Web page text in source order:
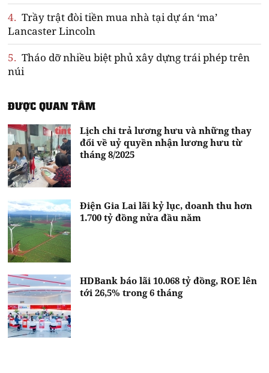
4. Trầy trật đòi tiền mua nhà tại dự án ‘ma’
Lancaster Lincoln
5. Tháo dỡ nhiều biệt phủ xây dựng trái phép trên
núi
ĐƯỢC QUAN TÂM
Lịch chi trả lương hưu và những thay
đổi về uỷ quyền nhận lương hưu từ
tháng 8/2025
Điện Gia Lai lãi kỷ lục, doanh thu hơn
1.700 tỷ đồng nửa đầu năm
HDBank báo lãi 10.068 tỷ đồng, ROE lên
tới 26,5% trong 6 tháng